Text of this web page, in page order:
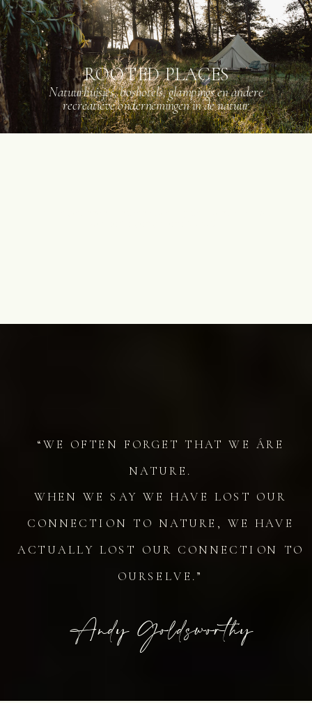
ROOTED PLACES
Natuurhuisjes, boshotels, glampings en andere
recreatieve ondernemingen in de natuur
“WE OFTEN FORGET THAT WE ÁRE
NATURE.
WHEN WE SAY WE HAVE LOST OUR
CONNECTION TO NATURE, WE HAVE
ACTUALLY LOST OUR CONNECTION TO
OURSELVE.”
Andy Goldsworthy